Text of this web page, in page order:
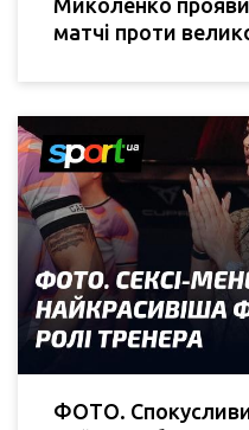
Миколенко
матчі проти
ФОТО.